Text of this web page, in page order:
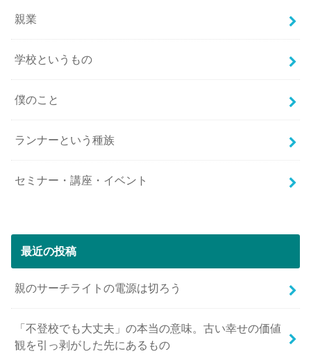
親業
学校というもの
僕のこと
ランナーという種族
セミナー・講座・イベント
最近の投稿
親のサーチライトの電源は切ろう
「不登校でも大丈夫」の本当の意味。古い幸せの価値
観を引っ剥がした先にあるもの